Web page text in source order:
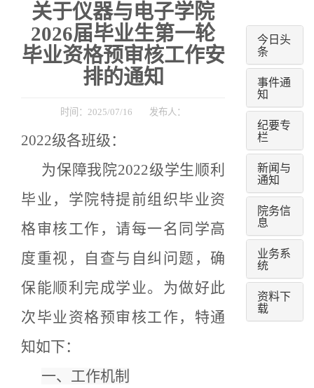
关于仪器与电子学院
2026届毕业生第一轮
毕业资格预审核工作安
排的通知
时间：2025/07/16 发布人：
2022级各班级：
为保障我院2022级学生顺利
毕业，学院特提前组织毕业资
格审核工作，请每一名同学高
度重视，自查与自纠问题，确
保能顺利完成学业。为做好此
次毕业资格预审核工作，特通
知如下：
一、工作机制
今日头
条
事件通
知
纪要专
栏
新闻与
通知
院务信
息
业务系
统
资料下
载